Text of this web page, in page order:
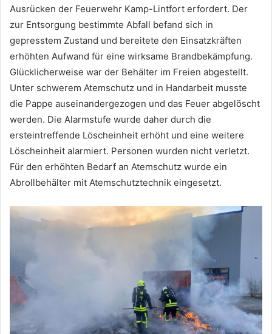
Ausrücken der Feuerwehr Kamp-Lintfort erfordert. Der
zur Entsorgung bestimmte Abfall befand sich in
gepresstem Zustand und bereitete den Einsatzkräften
erhöhten Aufwand für eine wirksame Brandbekämpfung.
Glücklicherweise war der Behälter im Freien abgestellt.
Unter schwerem Atemschutz und in Handarbeit musste
die Pappe auseinandergezogen und das Feuer abgelöscht
werden. Die Alarmstufe wurde daher durch die
ersteintreffende Löscheinheit erhöht und eine weitere
Löscheinheit alarmiert. Personen wurden nicht verletzt.
Für den erhöhten Bedarf an Atemschutz wurde ein
Abrollbehälter mit Atemschutztechnik eingesetzt.